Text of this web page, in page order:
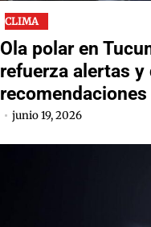
CLIMA
Ola polar en
refuerza alertas y
junio 19, 2026